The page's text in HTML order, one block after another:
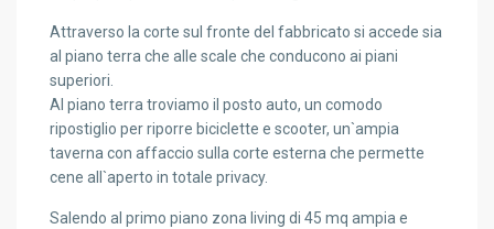
Attraverso la corte sul fronte del fabbricato si accede sia
al piano terra che alle scale che conducono ai piani
superiori.
Al piano terra troviamo il posto auto, un comodo
ripostiglio per riporre biciclette e scooter, un`ampia
taverna con affaccio sulla corte esterna che permette
cene all`aperto in totale privacy.
Salendo al primo piano zona living di 45 mq ampia e